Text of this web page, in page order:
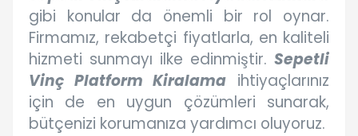
gibi konular da önemli bir rol oynar.
Firmamız, rekabetçi fiyatlarla, en kaliteli
hizmeti sunmayı ilke edinmiştir. Sepetli
Vinç Platform Kiralama ihtiyaçlarınız
için de en uygun çözümleri sunarak,
bütçenizi korumanıza yardımcı oluyoruz.